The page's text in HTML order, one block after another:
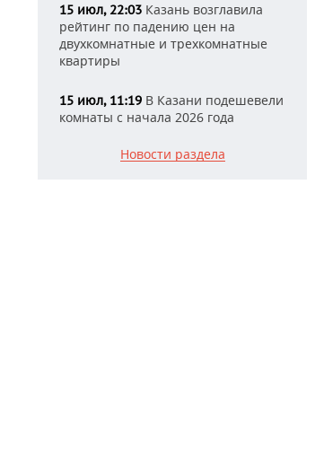
15 июл, 22:03 Казань возглавила
рейтинг по падению цен на
двухкомнатные и трехкомнатные
квартиры
15 июл, 11:19 В Казани подешевели
комнаты с начала 2026 года
Новости раздела